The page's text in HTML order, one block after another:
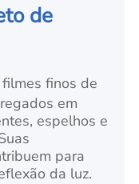
de
finos de
em
espelhos e
para
da luz.